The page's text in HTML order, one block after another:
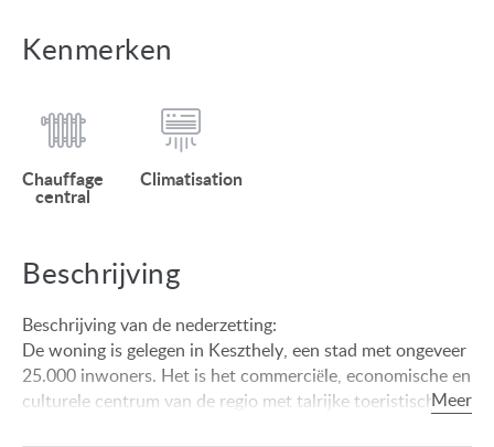
Kenmerken
Chauffage
central
Climatisation
Beschrijving
Beschrijving van de nederzetting:
De woning is gelegen in Keszthely, een stad met ongeveer
25.000 inwoners. Het is het commerciële, economische en
culturele centrum van de regio met talrijke toeristische